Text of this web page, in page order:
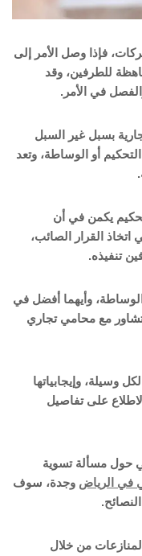
فإذا وصل الأمر إلى
للطرفين، وقد
في الأمر.
بسبل غير السبل
أو الوساطة، وتعد
يكمن في أن
القرار الصائب،
تنفيذه.
وأيهما أفضل في
مع محامي تجاري
وسيلة، وإيجابياتها
على تفاصيل
حول مسألة تسوية
في الرياض وجدة، سوف
من خلال